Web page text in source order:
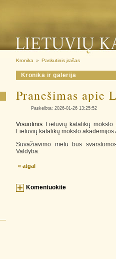
Kronika » Paskutinis įrašas
Kronika ir galerija
Pranešimas apie
Paskelbta: 2026-01-26 13:25:52
Visuotinis Lietuvių katalikų
Lietuvių katalikų mokslo
Suvažiavimo metu bus
Valdyba.
« atgal
Komentuokite